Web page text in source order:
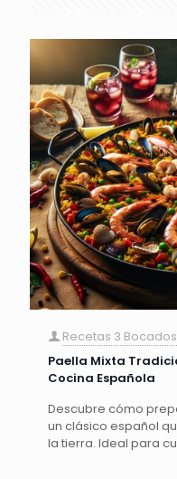
Recetas 3 Bocados
Paella Mixta
Cocina Española
Descubre cómo
un clásico español
la tierra. Ideal para